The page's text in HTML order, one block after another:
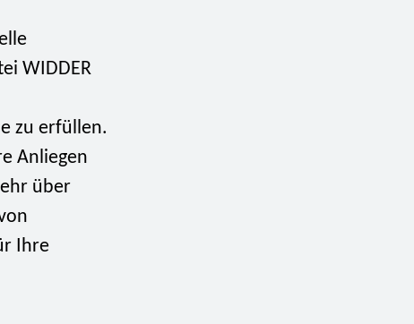
WIDDER
zu erfüllen.
Anliegen
über
Ihre